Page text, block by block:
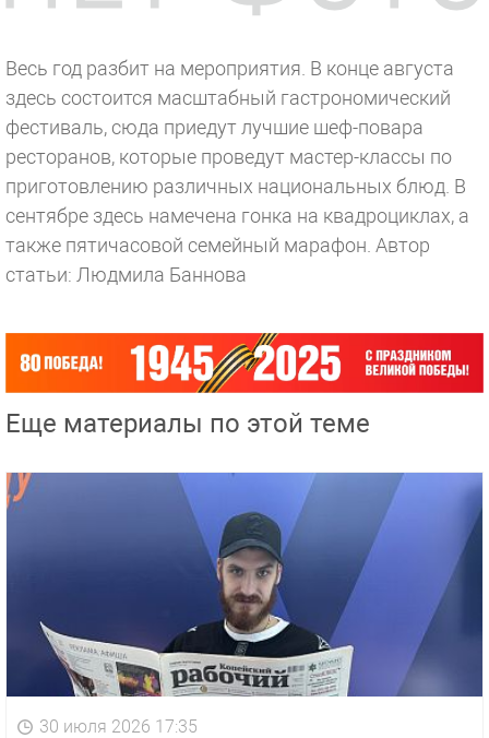
Весь год разбит на мероприятия. В конце августа
здесь состоится масштабный гастрономический
фестиваль, сюда приедут лучшие шеф-повара
ресторанов, которые проведут мастер-классы по
приготовлению различных национальных блюд. В
сентябре здесь намечена гонка на квадроциклах, а
также пятичасовой семейный марафон. Автор
статьи: Людмила Баннова
Еще материалы по этой теме
30 июля 2026 17:35